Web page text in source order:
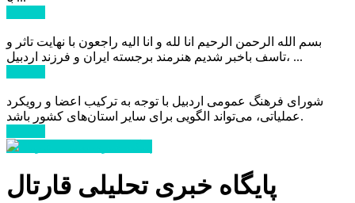
بسم الله الرحمن الرحیم انا لله و انا الیه راجعون با نهایت تاثر و
تاسف باخبر شدیم هنرمند برجسته ایران و فرزند اردبیل، ...
شورای فرهنگ عمومی اردبیل با توجه به ترکیب اعضا و رویکرد
عملیاتی، می‌تواند الگویی برای سایر استان‌های کشور باشد.
پایگاه خبری تحلیلی قارتال